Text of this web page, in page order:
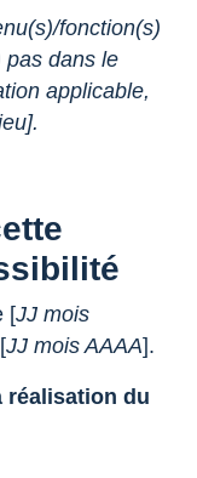
fonction(s)
pas dans le
applicable,
[JJ mois
JJ mois AAAA].
réalisation du